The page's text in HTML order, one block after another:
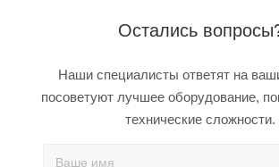
Остались
Наши специалисты ответят на
посоветуют лучшее оборудование,
технические сложности.